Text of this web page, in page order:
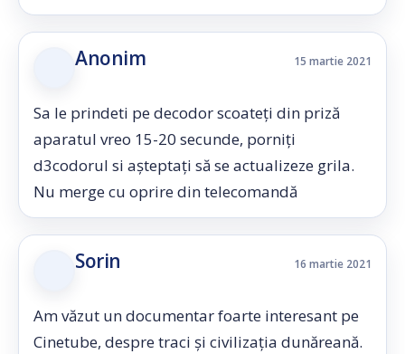
Anonim 15 martie 2021
Sa le prindeti pe decodor scoateți din priză
aparatul vreo 15-20 secunde, porniți
d3codorul si așteptați să se actualizeze grila.
Nu merge cu oprire din telecomandă
Sorin 16 martie 2021
Am văzut un documentar foarte interesant pe
Cinetube, despre traci și civilizația dunăreană.